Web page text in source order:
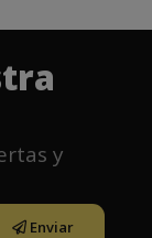
y
Enviar